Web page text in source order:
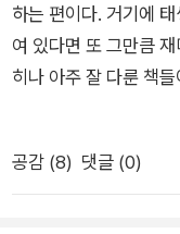
하는 편이다. 거기에
여 있다면 또 그만큼
히나 아주 잘 다룬 책
삼아 아주 재미있고
빛이 밝게 드는 오전에
재밌어!! 제일 재미있
공감 (8) 댓글 (0)